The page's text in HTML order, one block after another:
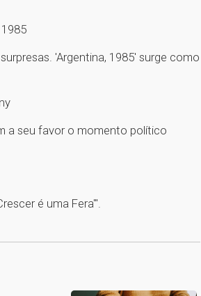
'Argentina, 1985' surge como
a seu favor o momento político
é uma Fera'".